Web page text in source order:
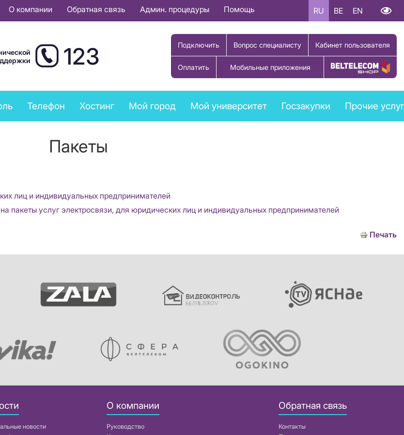
О компании Обратная связь Админ. процедуры Помощь RU BE EN
123 Подключить Вопрос специалисту Кабинет пользователя
Оплатить Мобильные приложения Купить товар
Телефон Хостинг Мой город Мой университет Госзакупки Прочие
Пакеты
лиц и индивидуальных предпринимателей
пакеты услуг электросвязи, для юридических лиц и индивидуальных предпринимателей
Печать
новости
О компании
Руководство
Обратная связь
Контакты